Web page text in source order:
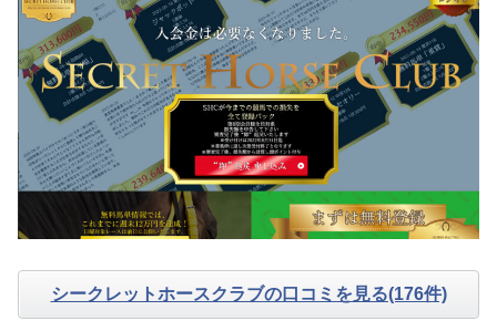
シークレットホースクラブの口コミを見る(176件)